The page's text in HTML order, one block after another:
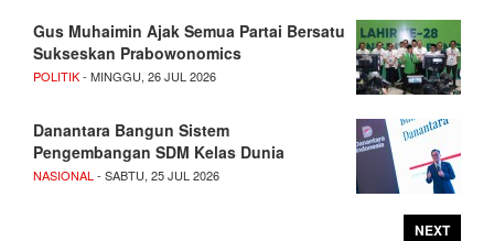
Gus Muhaimin Ajak Semua Partai Bersatu
Sukseskan Prabowonomics
POLITIK- MINGGU, 26 JUL 2026
Danantara Bangun Sistem
Pengembangan SDM Kelas Dunia
NASIONAL - SABTU, 25 JUL 2026
NEXT